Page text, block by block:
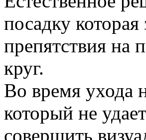
посадку которая
препятствия на
круг.
Во время ухода
который не
совершить